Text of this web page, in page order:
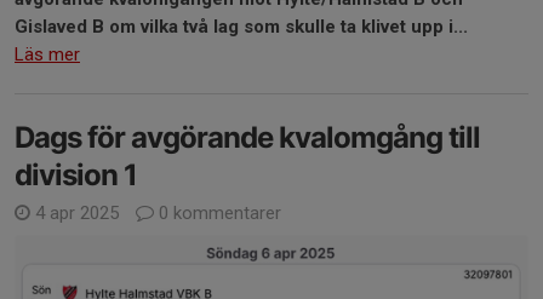
Gislaved B om vilka två lag som skulle ta klivet upp i...
Läs mer
Dags för avgörande kvalomgång till
division 1
4 apr 2025 0 kommentarer